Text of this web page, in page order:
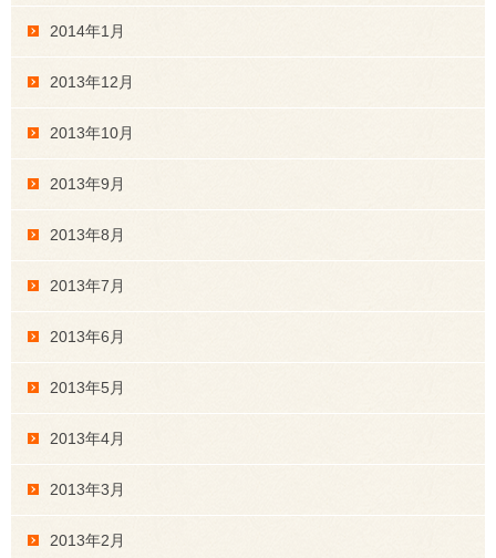
2014年1月
2013年12月
2013年10月
2013年9月
2013年8月
2013年7月
2013年6月
2013年5月
2013年4月
2013年3月
2013年2月